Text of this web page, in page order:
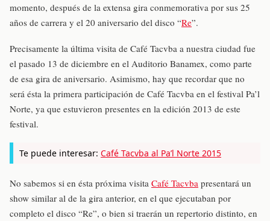
momento, después de la extensa gira conmemorativa por sus 25
años de carrera y el 20 aniversario del disco “Re”.
Precisamente la última visita de Café Tacvba a nuestra ciudad fue
el pasado 13 de diciembre en el Auditorio Banamex, como parte
de esa gira de aniversario. Asimismo, hay que recordar que no
será ésta la primera participación de Café Tacvba en el festival Pa’l
Norte, ya que estuvieron presentes en la edición 2013 de este
festival.
Te puede interesar: Café Tacvba al Pa’l Norte 2015
No sabemos si en ésta próxima visita Café Tacvba presentará un
show similar al de la gira anterior, en el que ejecutaban por
completo el disco “Re”, o bien si traerán un repertorio distinto, en